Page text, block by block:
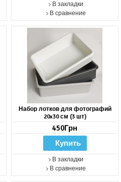
В закладки
В сравнение
Набор лотков для фотографий
20x30 см (3 шт)
450Грн
В закладки
В сравнение